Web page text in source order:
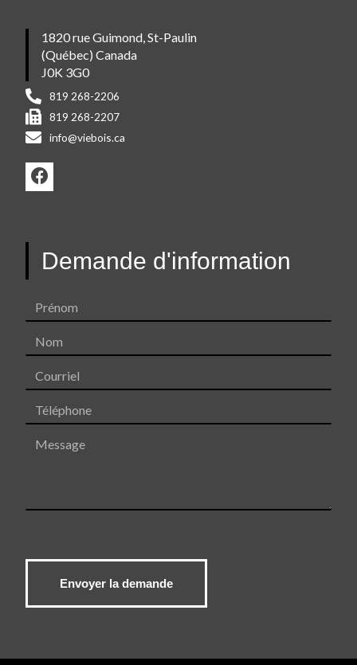
1820 rue Guimond, St-Paulin
(Québec) Canada
J0K 3G0
819 268-2206
819 268-2207
info@viebois.ca
F
a
o
o
Demande d'information
Prénom
Nom
Courriel
Téléphone
Message
Envoyer la demande